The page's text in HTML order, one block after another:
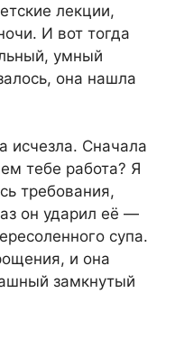
лекции,
И вот тогда
умный
она нашла
исчезла. Сначала
тебе работа? Я
требования,
он ударил её —
супа.
и она
замкнутый